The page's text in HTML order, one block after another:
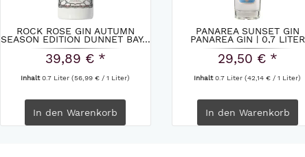
ROCK ROSE GIN AUTUMN
SEASON EDITION DUNNET BAY...
39,89 € *
Inhalt0.7 Liter(56,99 € / 1 Liter)
In den Warenkorb
PANAREA SUNSET GIN
PANAREA GIN | 0,7 LITER
29,50 € *
Inhalt0.7 Liter(42,14 € / 1 Liter)
In den Warenkorb